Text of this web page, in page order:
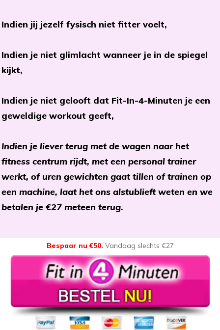
Indien jij jezelf fysisch niet fitter voelt,
Indien je niet glimlacht wanneer je in de spiegel
kijkt,
Indien je niet gelooft dat Fit-In-4-Minuten je een
geweldige workout geeft,
Indien je liever terug met de wagen naar het
fitness centrum rijdt, met een personal trainer
werkt, of uren gewichten gaat tillen of trainen op
een machine, laat het ons alstublieft weten en we
betalen je €27 meteen terug.
Bespaar nu €50. Vandaag slechts €27